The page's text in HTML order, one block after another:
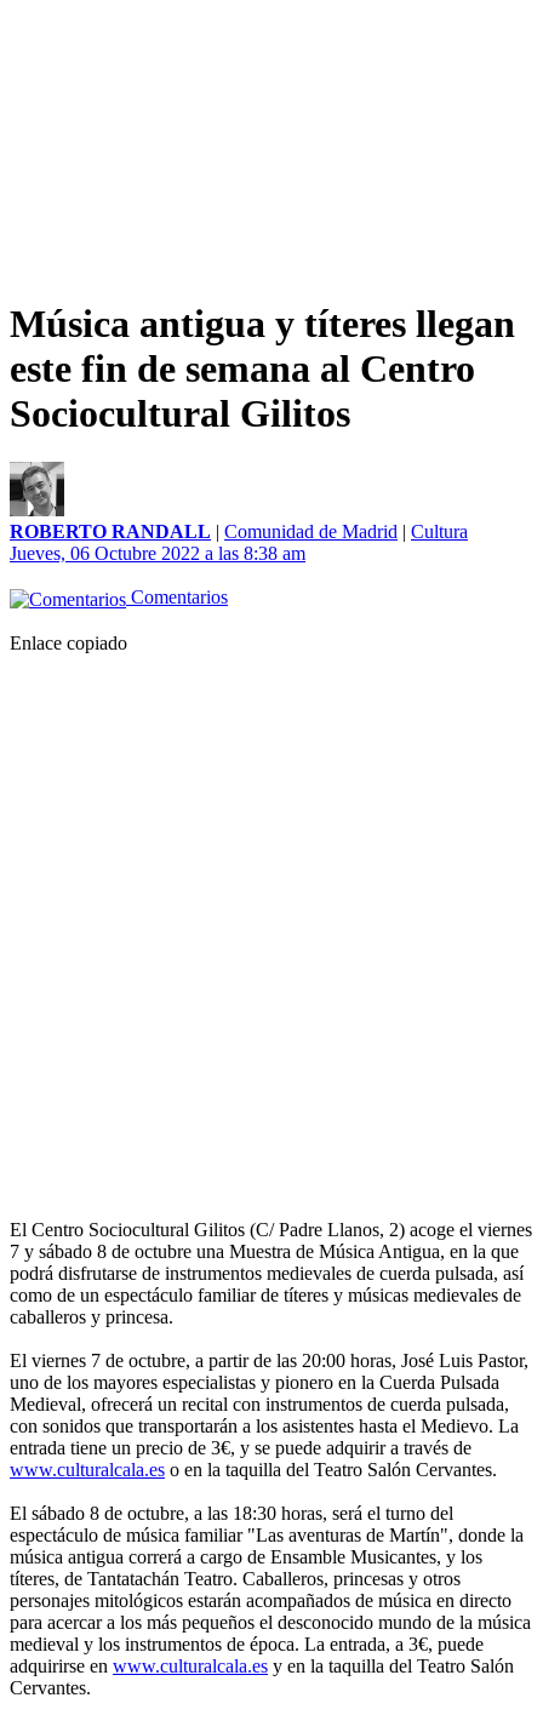
Música antigua y títeres llegan
este fin de semana al Centro
Sociocultural Gilitos
ROBERTO RANDALL | Comunidad de Madrid | Cultura
Jueves, 06 Octubre 2022 a las 8:38 am
Comentarios
Enlace copiado
El Centro Sociocultural Gilitos (C/ Padre Llanos, 2) acoge el viernes
7 y sábado 8 de octubre una Muestra de Música Antigua, en la que
podrá disfrutarse de instrumentos medievales de cuerda pulsada, así
como de un espectáculo familiar de títeres y músicas medievales de
caballeros y princesa.
El viernes 7 de octubre, a partir de las 20:00 horas, José Luis Pastor,
uno de los mayores especialistas y pionero en la Cuerda Pulsada
Medieval, ofrecerá un recital con instrumentos de cuerda pulsada,
con sonidos que transportarán a los asistentes hasta el Medievo. La
entrada tiene un precio de 3€, y se puede adquirir a través de
www.culturalcala.es o en la taquilla del Teatro Salón Cervantes.
El sábado 8 de octubre, a las 18:30 horas, será el turno del
espectáculo de música familiar "Las aventuras de Martín", donde la
música antigua correrá a cargo de Ensamble Musicantes, y los
títeres, de Tantatachán Teatro. Caballeros, princesas y otros
personajes mitológicos estarán acompañados de música en directo
para acercar a los más pequeños el desconocido mundo de la música
medieval y los instrumentos de época. La entrada, a 3€, puede
adquirirse en www.culturalcala.es y en la taquilla del Teatro Salón
Cervantes.